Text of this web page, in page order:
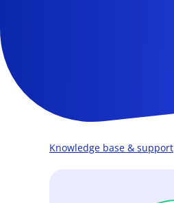
Knowledge base & support